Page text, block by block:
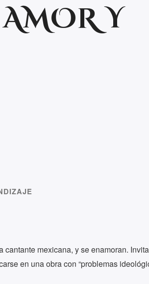
Y
mexicana, y se enamoran.
en una obra con “problemas